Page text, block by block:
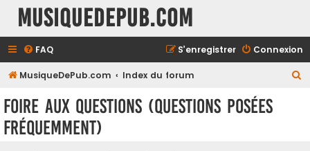
MusiqueDePub.com
FAQ Connexion
S’enregistrer
MusiqueDePub.com Index du forum
Foire aux questions (Questions posées
fréquemment)